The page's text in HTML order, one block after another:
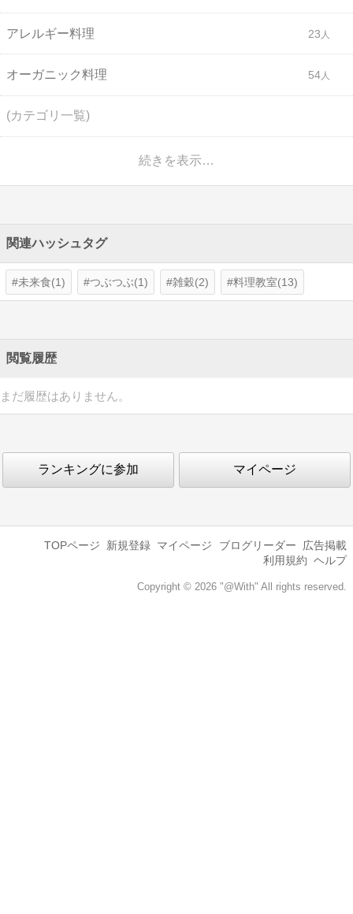
アレルギー料理 23
オーガニック料理 54
(カテゴリ一覧)
続きを表示…
関連ハッシュタグ
未来食(1) つぶつぶ(1) 雑穀(2) 料理教室(13)
閲覧履歴
まだ履歴はありません。
ランキングに参加 マイページ
TOPページ 新規登録 マイページ ブログリーダー
広告掲載
利用規約 ヘルプ
Copyright © 2026 "@With" All rights reserved.